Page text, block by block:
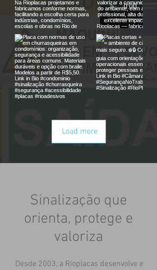
Load more
Sinalização que
orienta, protege e
valoriza
Desde 2003, a Rioplacas desenvolve e